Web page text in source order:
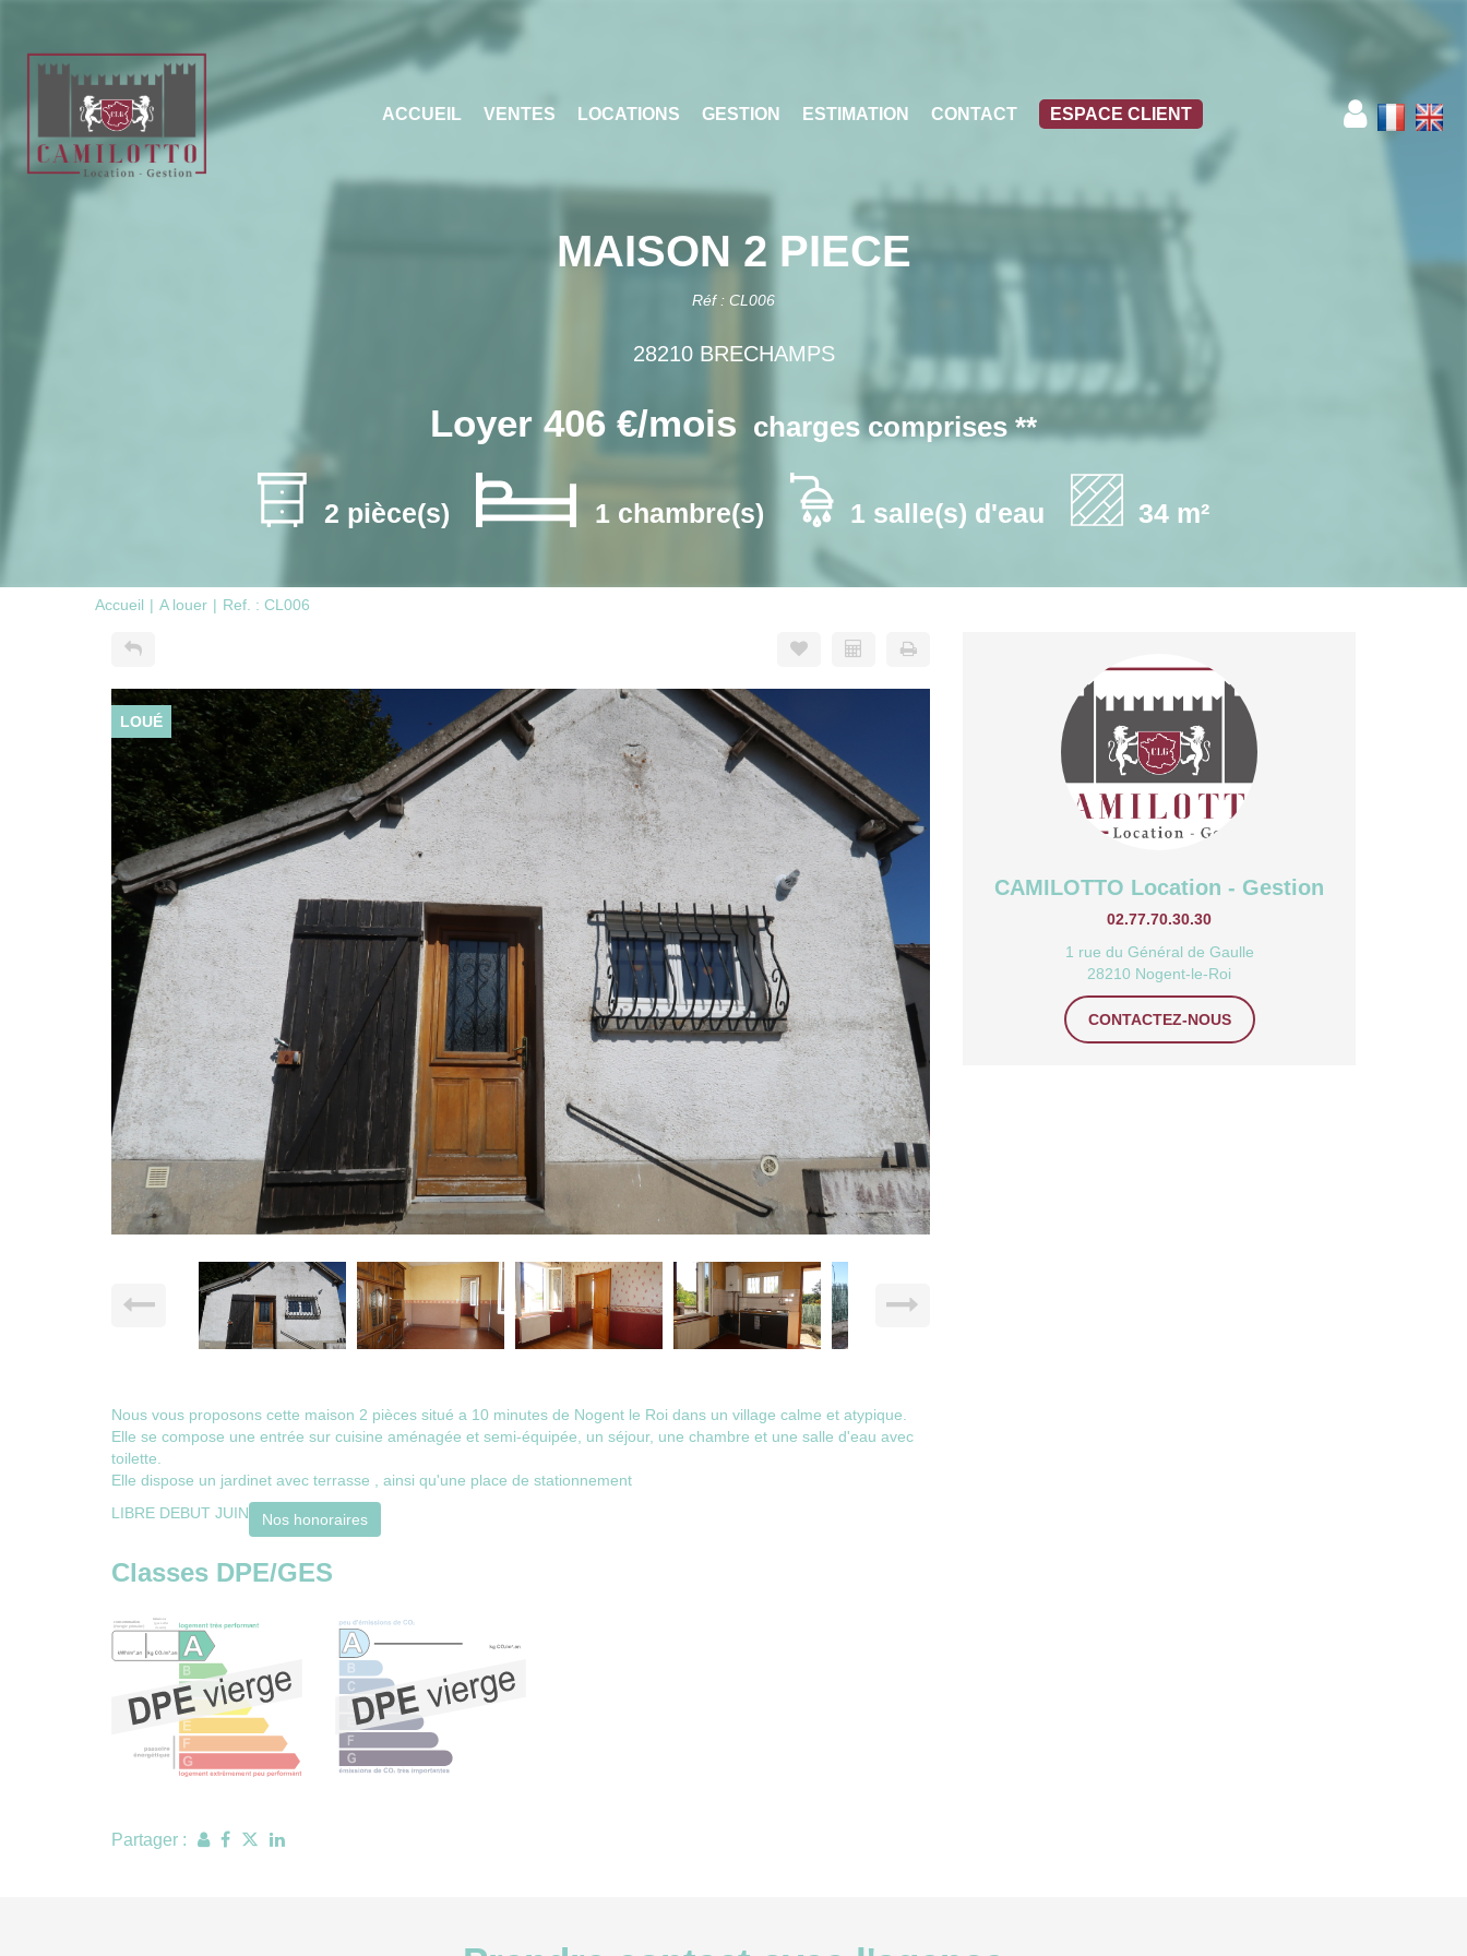
ACCUEIL VENTES LOCATIONS GESTION ESTIMATION CONTACT ESPACE CLIENT
MAISON 2 PIECE
Réf : CL006
28210 BRECHAMPS
Loyer 406 €/mois charges comprises **
2 pièce(s) 1 chambre(s) 1 salle(s) d'eau 34 m²
Accueil A louer Ref. : CL006
LOUÉ
Nous vous proposons cette maison 2 pièces situé a 10 minutes de Nogent le Roi dans un village calme et atypique.
Elle se compose une entrée sur cuisine aménagée et semi-équipée, un séjour, une chambre et une salle d'eau avec
toilette.
Elle dispose un jardinet avec terrasse , ainsi qu'une place de stationnement
LIBRE DEBUT JUIN
Nos honoraires
Classes DPE/GES
Partager :
CAMILOTTO Location - Gestion
02.77.70.30.30
1 rue du Général de Gaulle
28210 Nogent-le-Roi
CONTACTEZ-NOUS